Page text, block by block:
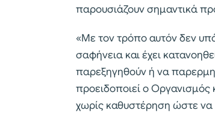
παρουσιάζουν σημαντικά
«Με τον τρόπο αυτόν δεν
σαφήνεια και έχει
παρεξηγηθούν ή να
προειδοποιεί ο
χωρίς καθυστέρηση ώστε να